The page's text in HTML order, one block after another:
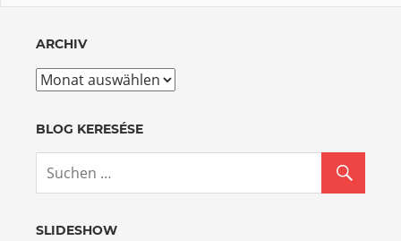
ARCHIV
Archiv
BLOG KERESÉSE
SLIDESHOW